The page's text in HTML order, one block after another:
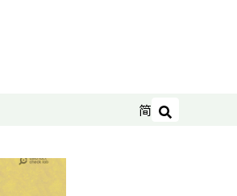
简 搜尋